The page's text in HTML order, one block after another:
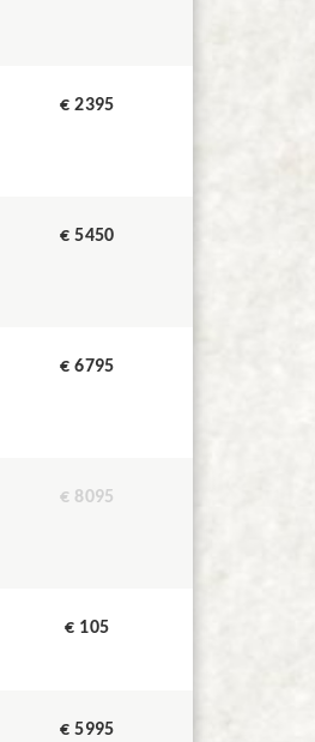
€ 2395
€ 5450
€ 6795
€ 8095
€ 105
€ 5995